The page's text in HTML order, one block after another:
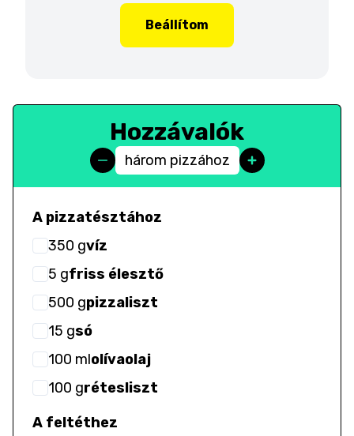
Beállítom
Hozzávalók
három pizzához
A pizzatésztához
350 gvíz
5 gfriss élesztő
500 gpizzaliszt
15 gsó
100 mlolívaolaj
100 grétesliszt
A feltéthez